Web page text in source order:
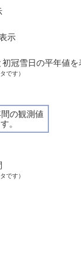
示
冠雪日の平年値を
です）
の観測値
。
です）